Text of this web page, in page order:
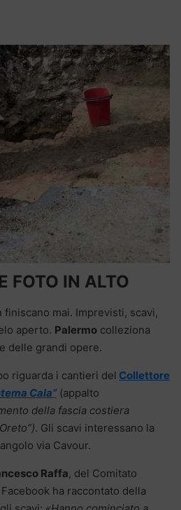
FOTO IN ALTO
mai. Imprevisti, scavi,
aperto. Palermo colleziona
delle grandi opere.
riguarda i cantieri del Collettore
Cala”(appalto
della fascia costiera
. Gli scavi interessano la
via Cavour.
Raffa, del Comitato
Facebook ha raccontato della